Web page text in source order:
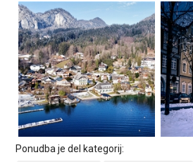
Ponudba je del kategorij: